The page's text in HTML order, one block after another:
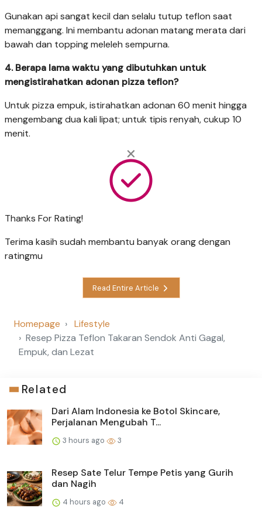
Gunakan api sangat kecil dan selalu tutup teflon saat
memanggang. Ini membantu adonan matang merata dari
bawah dan topping meleleh sempurna.
4. Berapa lama waktu yang dibutuhkan untuk
mengistirahatkan adonan pizza teflon?
Untuk pizza empuk, istirahatkan adonan 60 menit hingga
mengembang dua kali lipat; untuk tipis renyah, cukup 10
menit.
Thanks For Rating!
Terima kasih sudah membantu banyak orang dengan
ratingmu
Read Entire Article
Homepage
Lifestyle
Resep Pizza Teflon Takaran Sendok Anti Gagal,
Empuk, dan Lezat
Related
Dari Alam Indonesia ke Botol Skincare,
Perjalanan Mengubah T...
3 hours ago 3
Resep Sate Telur Tempe Petis yang Gurih
dan Nagih
4 hours ago 4